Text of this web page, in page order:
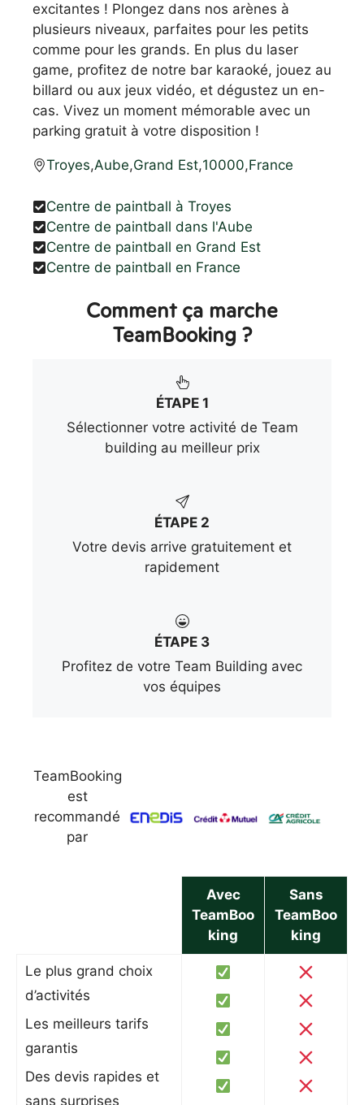
excitantes ! Plongez dans nos arènes à
plusieurs niveaux, parfaites pour les petits
comme pour les grands. En plus du laser
game, profitez de notre bar karaoké, jouez au
billard ou aux jeux vidéo, et dégustez un en-
cas. Vivez un moment mémorable avec un
parking gratuit à votre disposition !
Troyes,Aube,Grand Est,10000,France
Centre de paintball à Troyes
Centre de paintball dans l'Aube
Centre de paintball en Grand Est
Centre de paintball en France
Comment ça marche
TeamBooking ?
ÉTAPE 1
Sélectionner votre activité de Team
building au meilleur prix
ÉTAPE 2
Votre devis arrive gratuitement et
rapidement
ÉTAPE 3
Profitez de votre Team Building avec
vos équipes
TeamBooking
est
recommandé
par
Avec
TeamBoo
king
Sans
TeamBoo
king
Le plus grand choix
d’activités
Les meilleurs tarifs
garantis
Des devis rapides et
sans surprises